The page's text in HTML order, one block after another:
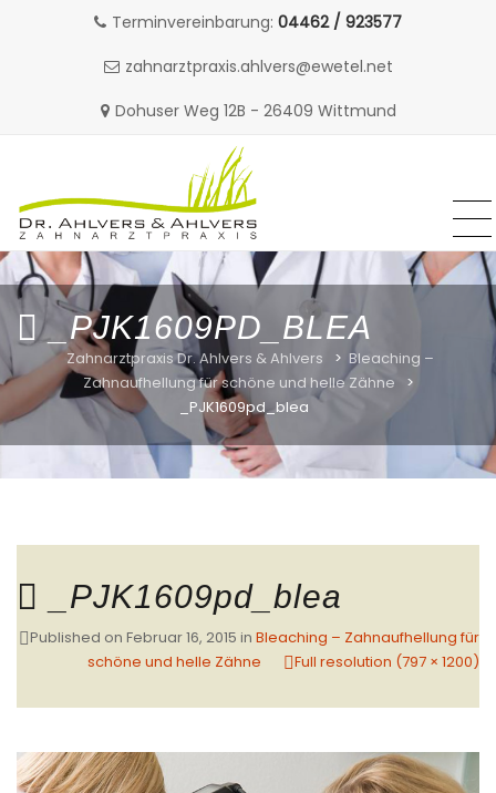
Terminvereinbarung: 04462 / 923577
zahnarztpraxis.ahlvers@ewetel.net
Dohuser Weg 12B - 26409 Wittmund
Skip
to
content_PJK1609PD_BLEA
Zahnarztpraxis Dr. Ahlvers & Ahlvers > Bleaching –
Zahnaufhellung für schöne und helle Zähne
>
_PJK1609pd_blea
_PJK1609pd_blea
Published on Februar 16, 2015 in Bleaching – Zahnaufhellung für
schöne und helle Zähne
Full resolution (797 × 1200)